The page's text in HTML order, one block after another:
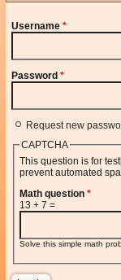
Username*
Password*
Request new
CAPTCHA
This question is for
prevent automated
Math question*
13 + 7 =
Solve this simple math